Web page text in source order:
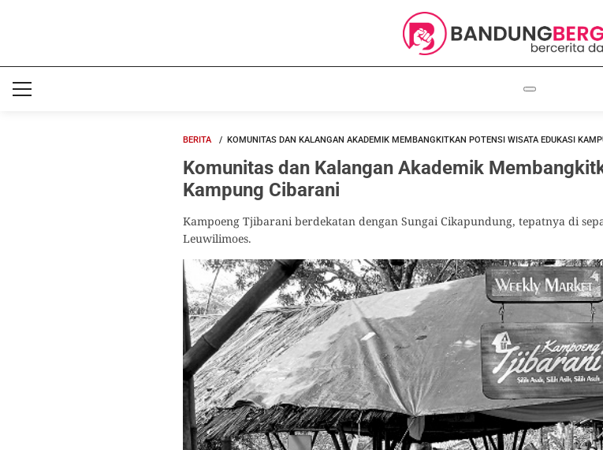
BERITA KOMUNITAS DAN KALANGAN AKADEMIK MEMBANGKITKAN POTENSI WISATA EDUKASI
Komunitas dan Kalangan Akademik
Kampung Cibarani
Kampoeng Tjibarani berdekatan dengan Sungai Cikapundung, tepatnya di
Leuwilimoes.